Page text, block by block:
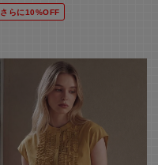
さらに10%OFF